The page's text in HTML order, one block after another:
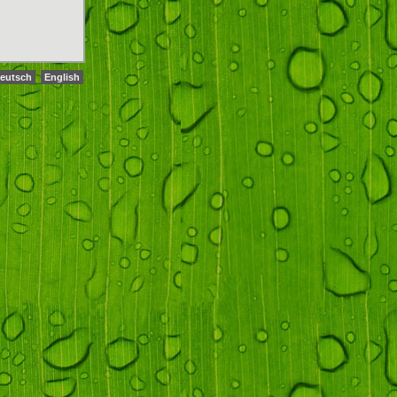
English